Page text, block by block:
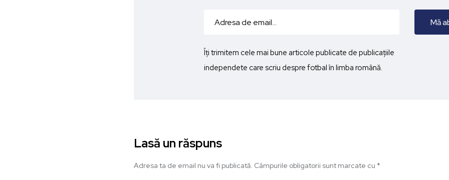
Îți trimitem cele mai bune articole publicate de publicațiile
independete care scriu despre fotbal în limba română.
Lasă un răspuns
Adresa ta de email nu va fi publicată. Câmpurile obligatorii sunt marcate cu *